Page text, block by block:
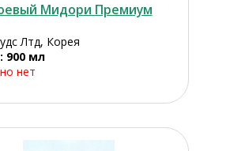
Мидори Премиум
Лтд, Корея
900 мл
нет